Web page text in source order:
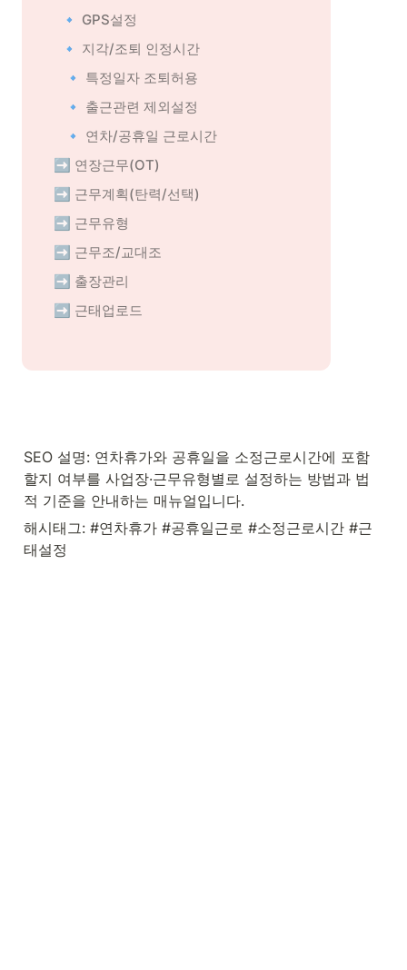
🔹 GPS설정
🔹 지각/조퇴 인정시간
🔹 특정일자 조퇴허용
🔹 출근관련 제외설정
🔹 연차/공휴일 근로시간
➡️ 연장근무(OT)
➡️ 근무계획(탄력/선택)
➡️ 근무유형
➡️ 근무조/교대조
➡️ 출장관리
➡️ 근태업로드
SEO 설명: 연차휴가와 공휴일을 소정근로시간에 포함
할지 여부를 사업장·근무유형별로 설정하는 방법과 법
적 기준을 안내하는 매뉴얼입니다.
해시태그: #연차휴가 #공휴일근로 #소정근로시간 #근
태설정